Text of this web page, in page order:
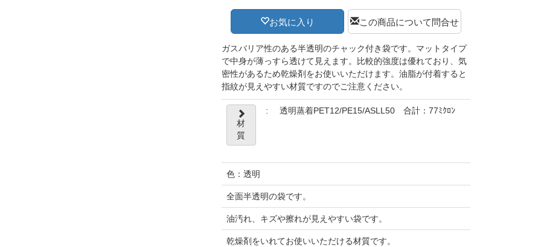
お気に入り この商品について問合せ
ガスバリア性のある半透明のチャック付き袋です。マットタイプ
で中身が薄っすら透けて見えます。比較的強度は優れており、気
密性があるため乾燥剤をお使いいただけます。油脂が付着すると
指紋が見えやすい材質ですのでご注意ください。
材
質
: 透明蒸着PET12/PE15/ASLL50 合計：77ﾐｸﾛﾝ
色：透明
全面半透明の袋です。
油汚れ、キズや擦れが見えやすい袋です。
乾燥剤をいれてお使いいただける材質です。